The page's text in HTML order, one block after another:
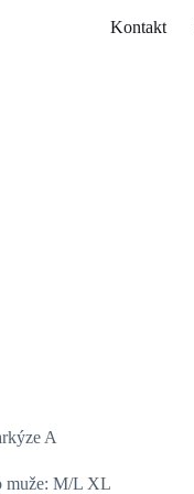
Kontakt
A
muže: M/L XL